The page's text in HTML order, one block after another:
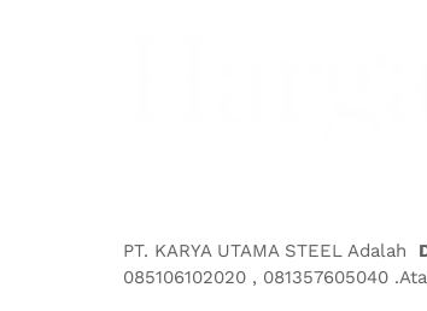
PT. KARYA UTAMA STEEL Adalah
085106102020 , 081357605040